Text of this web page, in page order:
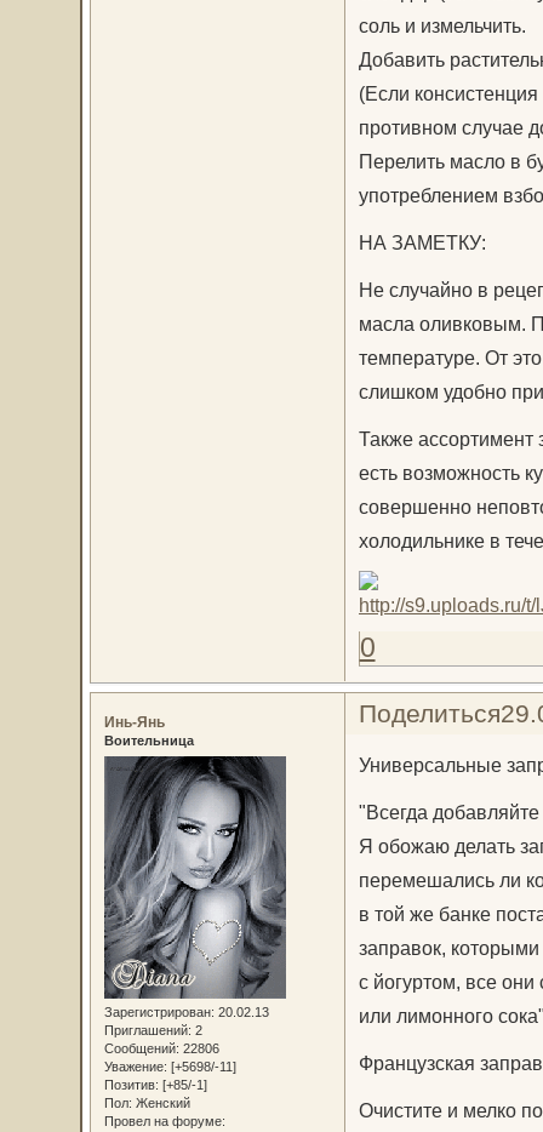
соль и измельчить.
Добавить
(Если
противном случае
Перелить масло в
употреблением
НА ЗАМЕТКУ:
Не случайно в
масла оливковым.
температуре. От
слишком удобно
Также ассортимент
есть возможность
совершенно
холодильнике в
0
Поделиться
Инь-Янь
Воительница
Зарегистрирован: 20.02.13
Приглашений: 2
Сообщений: 22806
Уважение: [+5698/-11]
Позитив: [+85/-1]
Пол: Женский
Провел на форуме:
Универсальные
"Всегда
Я обожаю делать
перемешались ли
в той же банке
заправок,
с йогуртом, все они
или лимонного
Французская
Очистите и мелко